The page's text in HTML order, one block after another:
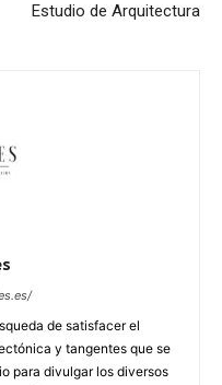
Estudio de Arquitectura
de satisfacer el
y tangentes que se
para divulgar los diversos